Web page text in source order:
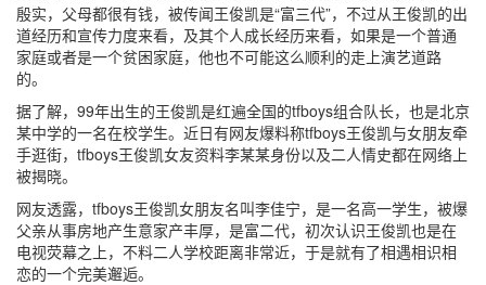
殷实，父母都很有钱，被传闻王俊凯是“富三代”，不过从王俊凯的出
道经历和宣传力度来看，及其个人成长经历来看，如果是一个普通
家庭或者是一个贫困家庭，他也不可能这么顺利的走上演艺道路
的。
据了解，99年出生的王俊凯是红遍全国的tfboys组合队长，也是北京
某中学的一名在校学生。近日有网友爆料称tfboys王俊凯与女朋友牵
手逛街，tfboys王俊凯女友资料李某某身份以及二人情史都在网络上
被揭晓。
网友透露，tfboys王俊凯女朋友名叫李佳宁，是一名高一学生，被爆
父亲从事房地产生意家产丰厚，是富二代，初次认识王俊凯也是在
电视荧幕之上，不料二人学校距离非常近，于是就有了相遇相识相
恋的一个完美邂逅。